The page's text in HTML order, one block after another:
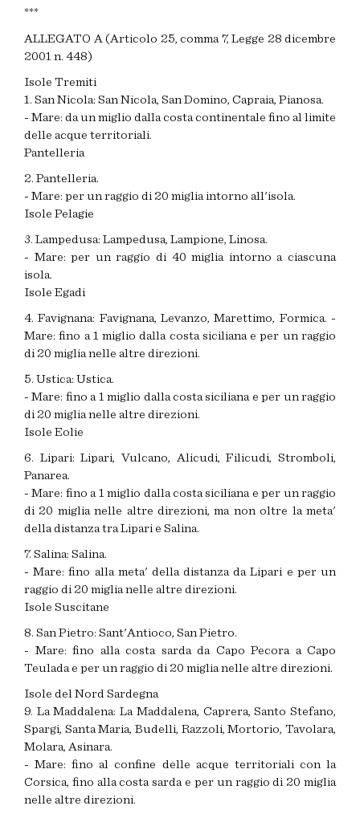
***
ALLEGATO A (Articolo 25, comma 7, Legge 28 dicembre
2001 n. 448)
Isole Tremiti
1. San Nicola: San Nicola, San Domino, Capraia, Pianosa.
- Mare: da un miglio dalla costa continentale fino al limite
delle acque territoriali.
Pantelleria
2. Pantelleria.
- Mare: per un raggio di 20 miglia intorno all'isola.
Isole Pelagie
3. Lampedusa: Lampedusa, Lampione, Linosa.
- Mare: per un raggio di 40 miglia intorno a ciascuna
isola.
Isole Egadi
4. Favignana: Favignana, Levanzo, Marettimo, Formica. -
Mare: fino a 1 miglio dalla costa siciliana e per un raggio
di 20 miglia nelle altre direzioni.
5. Ustica: Ustica.
- Mare: fino a 1 miglio dalla costa siciliana e per un raggio
di 20 miglia nelle altre direzioni.
Isole Eolie
6. Lipari: Lipari, Vulcano, Alicudi, Filicudi, Stromboli,
Panarea.
- Mare: fino a 1 miglio dalla costa siciliana e per un raggio
di 20 miglia nelle altre direzioni, ma non oltre la meta'
della distanza tra Lipari e Salina.
7. Salina: Salina.
- Mare: fino alla meta' della distanza da Lipari e per un
raggio di 20 miglia nelle altre direzioni.
Isole Suscitane
8. San Pietro: Sant'Antioco, San Pietro.
- Mare: fino alla costa sarda da Capo Pecora a Capo
Teulada e per un raggio di 20 miglia nelle altre direzioni.
Isole del Nord Sardegna
9. La Maddalena: La Maddalena, Caprera, Santo Stefano,
Spargi, Santa Maria, Budelli, Razzoli, Mortorio, Tavolara,
Molara, Asinara.
- Mare: fino al confine delle acque territoriali con la
Corsica, fino alla costa sarda e per un raggio di 20 miglia
nelle altre direzioni.